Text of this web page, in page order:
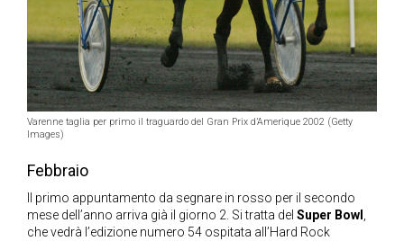
Varenne taglia per primo il traguardo del Gran Prix d’Amerique 2002 (Getty
Images)
Febbraio
Il primo appuntamento da segnare in rosso per il secondo
mese dell’anno arriva già il giorno 2. Si tratta del Super Bowl
che vedrà l’edizione numero 54 ospitata all’Hard Rock